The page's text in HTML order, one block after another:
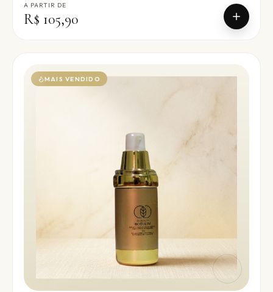
A PARTIR DE
R$ 105,90
MAIS VENDIDO